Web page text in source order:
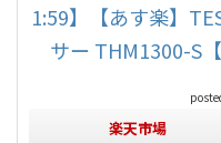
1:59】【あす楽】
サー THM1300-S
楽天市場